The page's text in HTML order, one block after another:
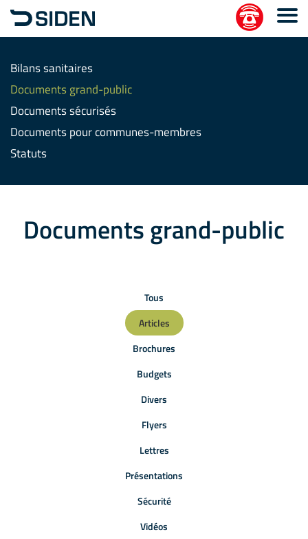
Bilans sanitaires
Documents grand-public
Documents sécurisés
Documents pour communes-membres
Statuts
Documents grand-public
Tous
Articles
Brochures
Budgets
Divers
Flyers
Lettres
Présentations
Sécurité
Vidéos